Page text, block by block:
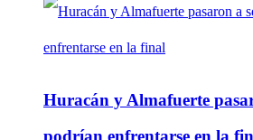
Huracán y Almafuerte
podrían enfrentarse en la